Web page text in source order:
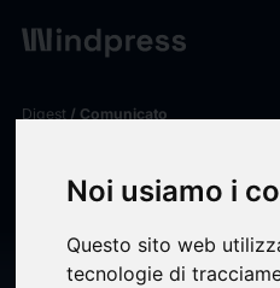
Noi usiamo i
Questo sito web
tecnologie di
Digest/ Comunicato
BORGOSESIA:
DITALIA